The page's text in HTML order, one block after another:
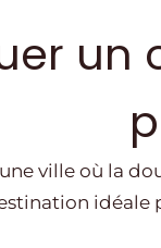
une ville où la
idéale